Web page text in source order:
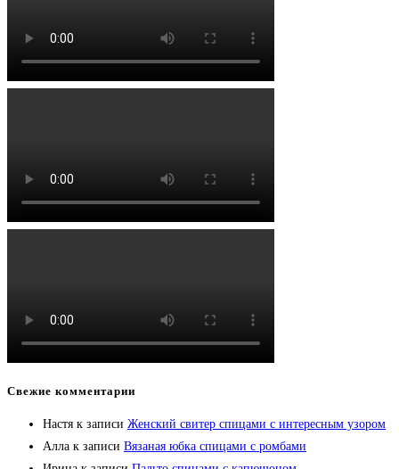
Свежие комментарии
Настя к записи Женский свитер спицами с интересным узором
Алла к записи Вязаная юбка спицами с ромбами